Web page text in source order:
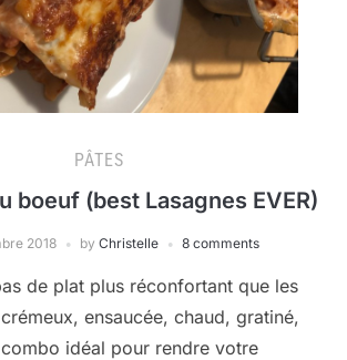
PÂTES
boeuf (best Lasagnes EVER)
2018 by Christelle 8 comments
de plat plus réconfortant que les
crémeux, ensaucée, chaud, gratiné,
idéal pour rendre votre